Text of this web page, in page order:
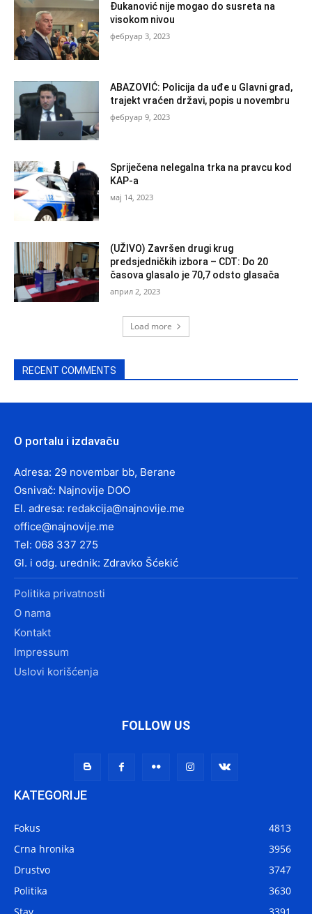
Đukanović nije mogao do susreta na
visokom nivou
фебруар 3, 2023
ABAZOVIĆ: Policija da uđe u Glavni grad,
trajekt vraćen državi, popis u novembru
фебруар 9, 2023
Spriječena nelegalna trka na pravcu kod
KAP-a
мај 14, 2023
(UŽIVO) Završen drugi krug
predsjedničkih izbora – CDT: Do 20
časova glasalo je 70,7 odsto glasača
април 2, 2023
Load more
RECENT COMMENTS
O portalu i izdavaču
Adresa: 29 novembar bb, Berane
Osnivač: Najnovije DOO
El. adresa: redakcija@najnovije.me
office@najnovije.me
Tel: 068 337 275
Gl. i odg. urednik: Zdravko Šćekić
Politika privatnosti
O nama
Kontakt
Impressum
Uslovi korišćenja
FOLLOW US
KATEGORIJE
Fokus
4813
Crna hronika
3956
Drustvo
3747
Politika
3630